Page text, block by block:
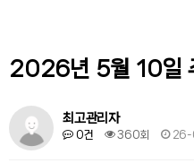
2026년 5월 10일
최고관리자
0건 360회 26-